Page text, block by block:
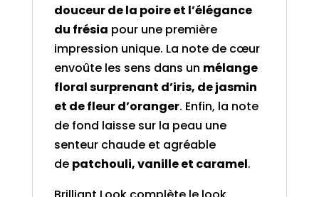
douceur de la poire et l’élégance
du frésia pour une première
impression unique. La note de cœur
envoûte les sens dans un mélange
floral surprenant d’iris, de jasmin
et de fleur d’oranger. Enfin, la note
de fond laisse sur la peau une
senteur chaude et agréable
de patchouli, vanille et caramel.